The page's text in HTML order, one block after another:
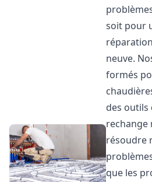
soit pour
neuve.
formés
des outils
rechange
résoudre
que les